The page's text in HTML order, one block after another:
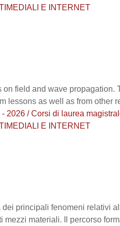
E INTERNET
field and wave propagation.
lessons as well as from other
2026 / Corsi di laurea
E INTERNET
principali fenomeni relativi
materiali. Il percorso